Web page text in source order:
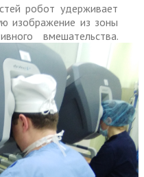
робот удерживает
изображение из зоны
вмешательства.